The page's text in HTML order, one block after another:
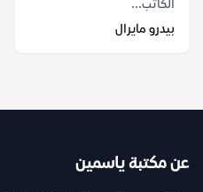
الكاتب...
بيدرو مايرال
عن مكتبة ياسمين